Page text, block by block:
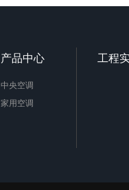
产品中心
中央空调
家用空调
工程